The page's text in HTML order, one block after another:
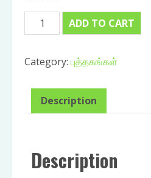
ஆச்சி
சொன்ன
-
காமராசு
quantity
ADD TO CART
Category: புத்தகங்கள்
Description
Description